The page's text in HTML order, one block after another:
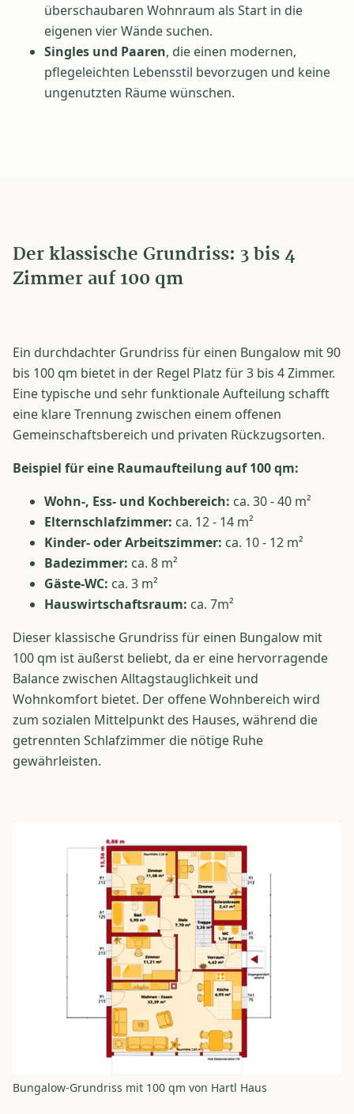
überschaubaren Wohnraum als Start in die
eigenen vier Wände suchen.
Singles und Paaren, die einen modernen,
pflegeleichten Lebensstil bevorzugen und keine
ungenutzten Räume wünschen.
Der klassische Grundriss: 3 bis 4
Zimmer auf 100 qm
Ein durchdachter Grundriss für einen Bungalow mit 90
bis 100 qm bietet in der Regel Platz für 3 bis 4 Zimmer.
Eine typische und sehr funktionale Aufteilung schafft
eine klare Trennung zwischen einem offenen
Gemeinschaftsbereich und privaten Rückzugsorten.
Beispiel für eine Raumaufteilung auf 100 qm:
Wohn-, Ess- und Kochbereich: ca. 30 - 40 m²
Elternschlafzimmer: ca. 12 - 14 m²
Kinder- oder Arbeitszimmer: ca. 10 - 12 m²
Badezimmer: ca. 8 m²
Gäste-WC: ca. 3 m²
Hauswirtschaftsraum: ca. 7m²
Dieser klassische Grundriss für einen Bungalow mit
100 qm ist äußerst beliebt, da er eine hervorragende
Balance zwischen Alltagstauglichkeit und
Wohnkomfort bietet. Der offene Wohnbereich wird
zum sozialen Mittelpunkt des Hauses, während die
getrennten Schlafzimmer die nötige Ruhe
gewährleisten.
Bungalow-Grundriss mit 100 qm von Hartl Haus